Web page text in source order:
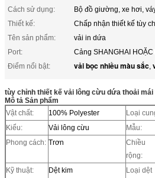
Cách sử dụng:
Bộ đồ giường, xe hơi,
Thiết kế:
Chấp nhận thiết kế tùy
Tên sản phẩm:
vải in dứa
Port:
Cảng SHANGHAI HOẶC
Điểm nổi bật:
vải bọc nhiều màu sắc,
tùy chỉnh thiết kế vải lông cừu dứa thoải mái
Mô tả Sản phẩm
Vật chất:
100% Polyester Loại
Kiểu:
Vải lông cừu Mẫu:
Phong cách: Trơn
Chiều
rộng:
Kỹ thuật: Dệt kim
Loại dệt